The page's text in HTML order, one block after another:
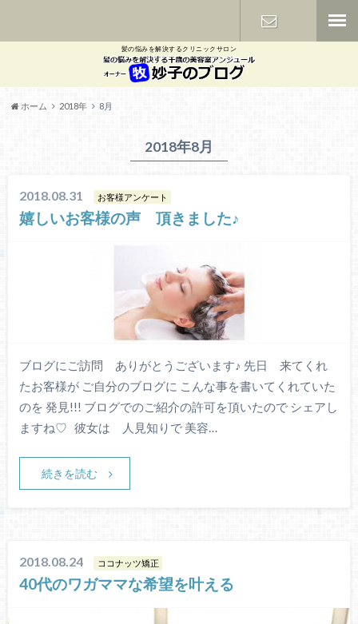
髪の悩みを解決するクリニックサロン
お問い合わ
ホーム 2018年 8月
2018年8月
2018.08.31 お客様アンケート
嬉しいお客様の声 頂きました♪
ブログにご訪問 ありがとうございます♪ 先日 来てくれ
たお客様が ご自分のブログに こんな事を書いてくれていた
のを 発見!!! ブログでのご紹介の許可を頂いたので シェアし
ますね♡ 彼女は 人見知りで 美容…
続きを読む
2018.08.24 ココナッツ矯正
40代のワガママな希望を叶える